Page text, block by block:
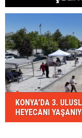
KONYA’DA 3.
HEYECANI